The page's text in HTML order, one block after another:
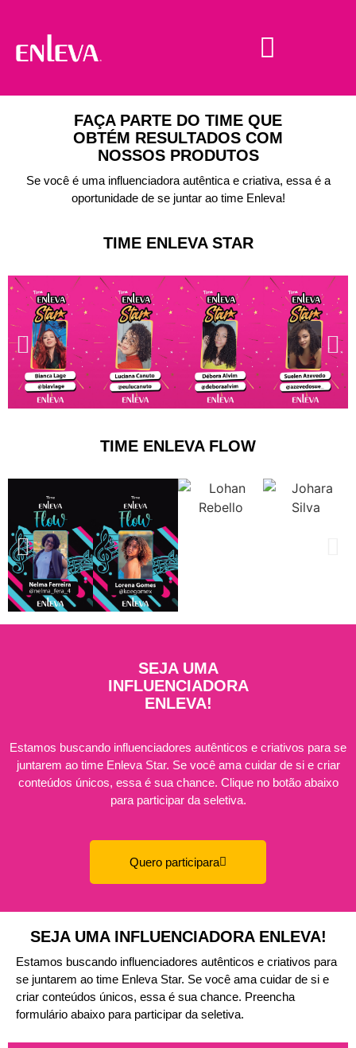
FAÇA PARTE DO TIME QUE
OBTÉM RESULTADOS COM
NOSSOS PRODUTOS
Se você é uma influenciadora autêntica e criativa, essa é a
oportunidade de se juntar ao time Enleva!
TIME ENLEVA STAR
TIME ENLEVA FLOW
SEJA UMA
INFLUENCIADORA
ENLEVA!
Estamos buscando influenciadores autênticos e criativos para se
juntarem ao time Enleva Star. Se você ama cuidar de si e criar
conteúdos únicos, essa é sua chance. Clique no botão abaixo
para participar da seletiva.
Quero participara
SEJA UMA INFLUENCIADORA ENLEVA!
Estamos buscando influenciadores autênticos e criativos para
se juntarem ao time Enleva Star. Se você ama cuidar de si e
criar conteúdos únicos, essa é sua chance. Preencha
formulário abaixo para participar da seletiva.